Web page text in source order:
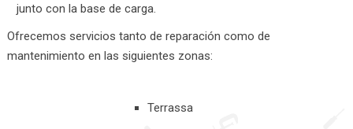
junto con la base de carga.
Ofrecemos servicios tanto de reparación como de
mantenimiento en las siguientes zonas:
Terrassa